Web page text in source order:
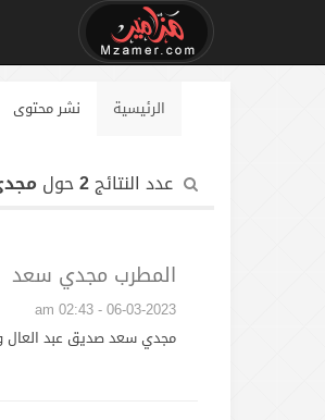
الرئيسية نشر محتوى
عدد النتائج2حول
المطرب مجدي سعد
06-03-2023 - 02:43 am
مجدي سعد صديق عبد